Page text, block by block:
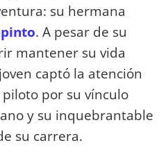
su hermana
. A pesar de su
mantener su vida
captó la atención
por su vínculo
y su inquebrantable
su carrera.